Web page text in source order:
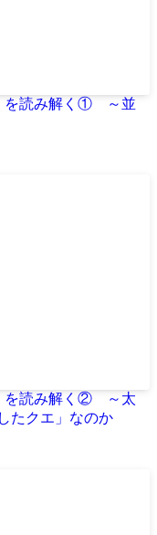
を読み解く① ～並
を読み解く② ～太
たクエ」なのか